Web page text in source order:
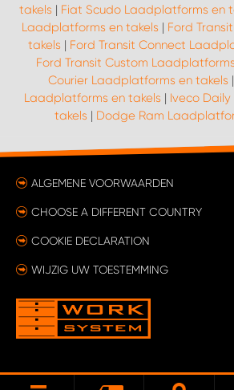
takels | Fiat Scudo Laadplatforms en
Laadplatforms en takels | Ford
takels | Ford Transit Connect
Ford Transit Custom
Courier Laadplatforms en takels |
Laadplatforms en takels | Iveco
takels | Dodge Ram
ALGEMENE VOORWAARDEN
CHOOSE A DIFFERENT COUNTRY
COOKIE DECLARATION
WIJZIG UW TOESTEMMING
WORK SYSTEM RIDDERKERK
WORK SYSTEM SIMPELVELD
WORK SYSTEM UITHOORN
WORK SYSTEM WILLEMSTAD
WORK SYSTEM ZWARTEBROEK